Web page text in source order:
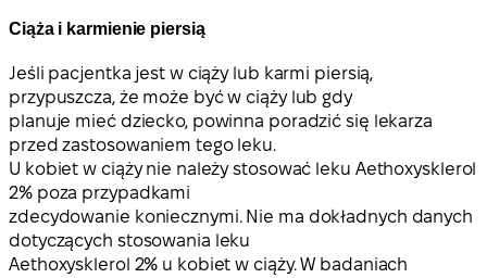
Ciąża i karmienie piersią
Jeśli pacjentka jest w ciąży lub karmi piersią,
przypuszcza, że może być w ciąży lub gdy
planuje mieć dziecko, powinna poradzić się lekarza
przed zastosowaniem tego leku.
U kobiet w ciąży nie należy stosować leku Aethoxysklerol
2% poza przypadkami
zdecydowanie koniecznymi. Nie ma dokładnych danych
dotyczących stosowania leku
Aethoxysklerol 2% u kobiet w ciąży. W badaniach